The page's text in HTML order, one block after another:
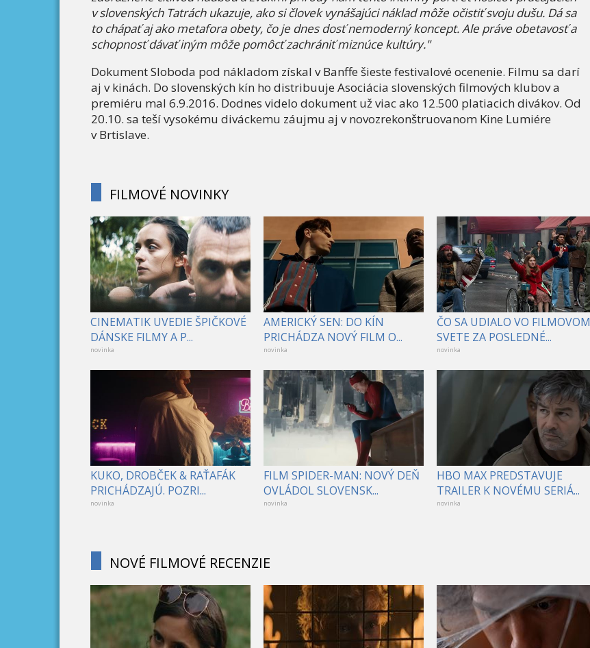
v slovenských Tatrách ukazuje, ako si človek vynášajúci náklad môže očistiť svoju dušu. Dá sa
to chápať aj ako metafora obety, čo je dnes dosť nemoderný koncept. Ale práve obetavosť a
schopnosť dávať iným môže pomôcť zachrániť miznúce kultúry."
Dokument Sloboda pod nákladom získal v Banffe šieste festivalové ocenenie. Filmu sa darí
aj v kinách. Do slovenských kín ho distribuuje Asociácia slovenských filmových klubov a
premiéru mal 6.9.2016. Dodnes videlo dokument už viac ako 12.500 platiacich divákov. Od
20.10. sa teší vysokému diváckemu záujmu aj v novozrekonštruovanom Kine Lumiére
v Brtislave.
FILMOVÉ NOVINKY
CINEMATIK UVEDIE ŠPIČKOVÉ
DÁNSKE FILMY A P...
novinka
AMERICKÝ SEN: DO KÍN
PRICHÁDZA NOVÝ FILM O...
novinka
ČO SA UDIALO VO FILMOVOM
SVETE ZA POSLEDNÉ...
novinka
KUKO, DROBČEK & RAŤAFÁK
PRICHÁDZAJÚ. POZRI...
novinka
FILM SPIDER-MAN: NOVÝ DEŇ
OVLÁDOL SLOVENSK...
novinka
HBO MAX PREDSTAVUJE
TRAILER K NOVÉMU SERIÁ...
novinka
NOVÉ FILMOVÉ RECENZIE